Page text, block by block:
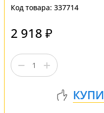
Код товара: 337714
2 918 ₽